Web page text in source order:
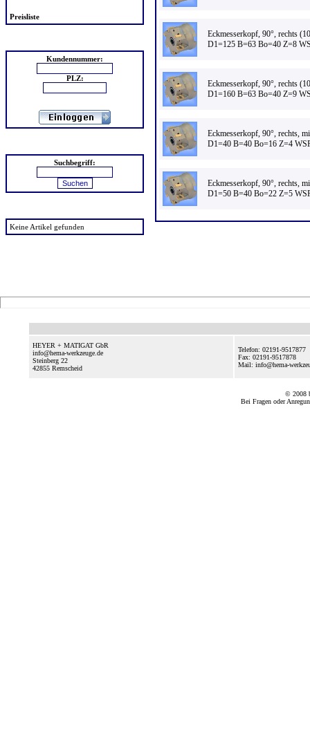
Preisliste
Kundennummer:
PLZ:
Suchbegriff:
Keine Artikel gefunden
Eckmesserkopf, 90°, rechts
D1=125 B=63 Bo=40 Z=8
Eckmesserkopf, 90°, rechts
D1=160 B=63 Bo=40 Z=9
Eckmesserkopf, 90°, rechts,
D1=40 B=40 Bo=16 Z=4
Eckmesserkopf, 90°, rechts,
D1=50 B=40 Bo=22 Z=5
HEYER + MATIGAT GbR
info@hema-werkzeuge.de
Steinberg 22
42855 Remscheid
Telefon: 02191-9517877
Fax: 02191-9517878
Mail: info@hema-
© 2008
Bei Fragen oder